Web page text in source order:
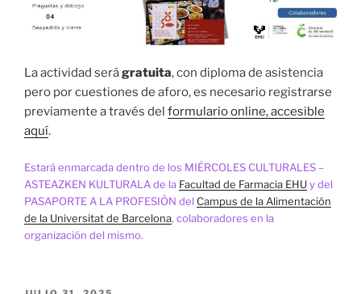
La actividad serágratuita, con diploma de asistencia
pero por cuestiones de aforo, es necesario registrarse
previamente a través del formulario online, accesible
aquí.
Estará enmarcada dentro de los MIÉRCOLES CULTURALES –
ASTEAZKEN KULTURALA de la Facultad de Farmacia EHU y del
PASAPORTE A LA PROFESIÓN del Campus de la Alimentación
de la Universitat de Barcelona, colaboradores en la
organización del mismo.